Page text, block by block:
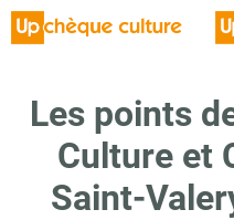
Les points
Culture et
Saint-